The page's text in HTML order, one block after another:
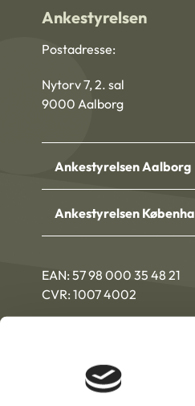
Ankestyrelsen
Postadresse:
Nytorv 7, 2. sal
9000 Aalborg
Ankestyrelsen Aalborg
Ankestyrelsen
EAN: 57 98 000 35 48 21
CVR: 1007 4002